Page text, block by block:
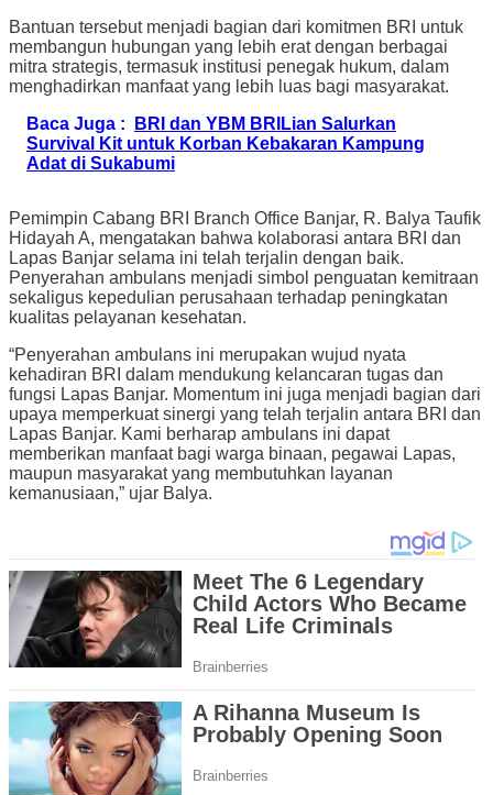
Bantuan tersebut menjadi bagian dari komitmen BRI untuk
membangun hubungan yang lebih erat dengan berbagai
mitra strategis, termasuk institusi penegak hukum, dalam
menghadirkan manfaat yang lebih luas bagi masyarakat.
Baca Juga :
BRI dan YBM BRILian Salurkan
Survival Kit untuk Korban Kebakaran Kampung
Adat di Sukabumi
Pemimpin Cabang BRI Branch Office Banjar, R. Balya Taufik
Hidayah A, mengatakan bahwa kolaborasi antara BRI dan
Lapas Banjar selama ini telah terjalin dengan baik.
Penyerahan ambulans menjadi simbol penguatan kemitraan
sekaligus kepedulian perusahaan terhadap peningkatan
kualitas pelayanan kesehatan.
“Penyerahan ambulans ini merupakan wujud nyata
kehadiran BRI dalam mendukung kelancaran tugas dan
fungsi Lapas Banjar. Momentum ini juga menjadi bagian dari
upaya memperkuat sinergi yang telah terjalin antara BRI dan
Lapas Banjar. Kami berharap ambulans ini dapat
memberikan manfaat bagi warga binaan, pegawai Lapas,
maupun masyarakat yang membutuhkan layanan
kemanusiaan,” ujar Balya.